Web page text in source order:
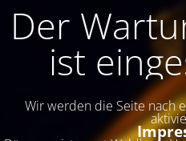
Der
ist
Wir werden die Seite nach